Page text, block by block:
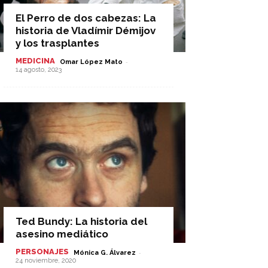
El Perro de dos cabezas: La
historia de Vladímir Démijov
y los trasplantes
MEDICINA Omar López Mato -
14 agosto, 2023
Ted Bundy: La historia del
asesino mediático
PERSONAJES Mónica G. Álvarez -
24 noviembre, 2020